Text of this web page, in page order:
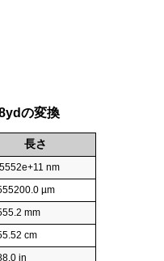
の変換
長さ
nm
µm
mm
cm
in